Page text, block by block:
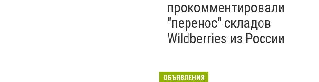
прокомментировали
"перенос" складов
Wildberries из России
ОБЪЯВЛЕНИЯ